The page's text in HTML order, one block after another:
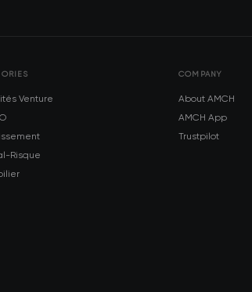
Venture
Risque
COMPANY
About AMCH
AMCH App
Trustpilot